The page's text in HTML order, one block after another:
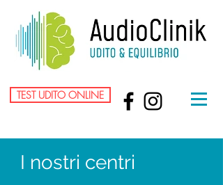
TEST UDITO ONLINE
I nostri centri